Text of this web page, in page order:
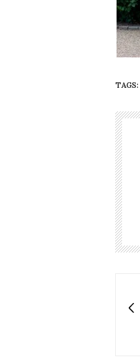
TAGS: